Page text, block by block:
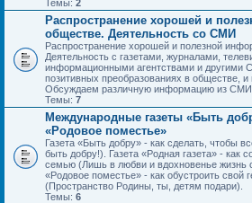
Темы: 2
Распространение хорошей и
обществе. Деятельность со СМИ
Распространение хорошей и полезной
Деятельность с газетами, журналами,
информационными агентствами и
позитивных преобразованиях в обществе,
Обсуждаем различную информацию из СМИ
Темы: 7
Международные газеты «Быть
«Родовое поместье»
Газета «Быть добру» - как сделать, чтобы
быть добру!). Газета «Родная газета» - как
семью (Лишь в любви и вдохновенье жизнь
«Родовое поместье» - как обустроить свой
(Пространство Родины, ты, детям подари).
Темы: 6